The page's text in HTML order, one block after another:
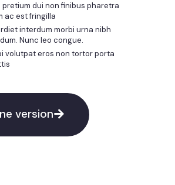
pretium dui non finibus pharetra
ac est fringilla
interdum morbi urna nibh
Nunc leo congue.
volutpat eros non tortor porta
version